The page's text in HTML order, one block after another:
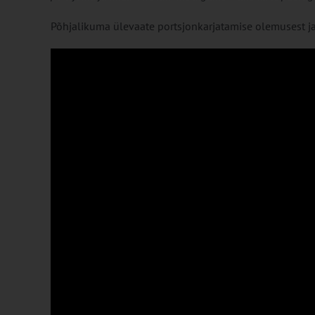
Põhjalikuma ülevaate portsjonkarjatamise olemusest